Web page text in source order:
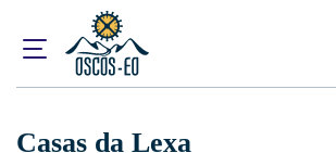
Que visiter ?
Casas da Lexa